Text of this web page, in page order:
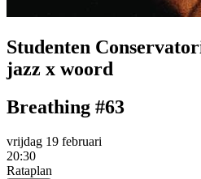
Studenten
jazz x woord
Breathing #63
vrijdag 19 februari
20:30
Rataplan